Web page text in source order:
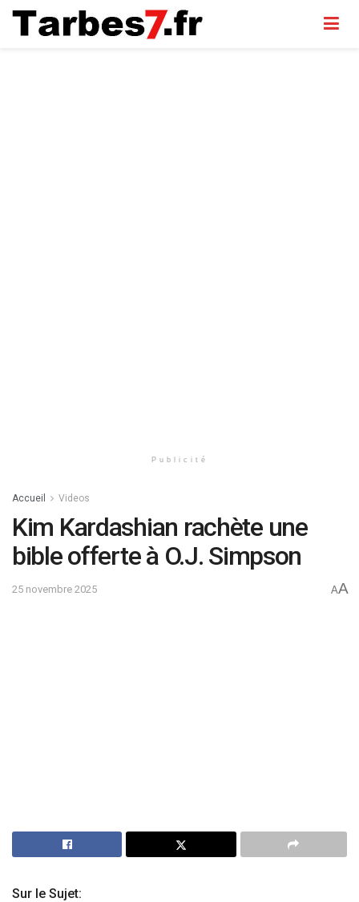
Publicité
Accueil Videos
Kim Kardashian rachète une
bible offerte à O.J. Simpson
25 novembre 2025 AA
Sur le Sujet: